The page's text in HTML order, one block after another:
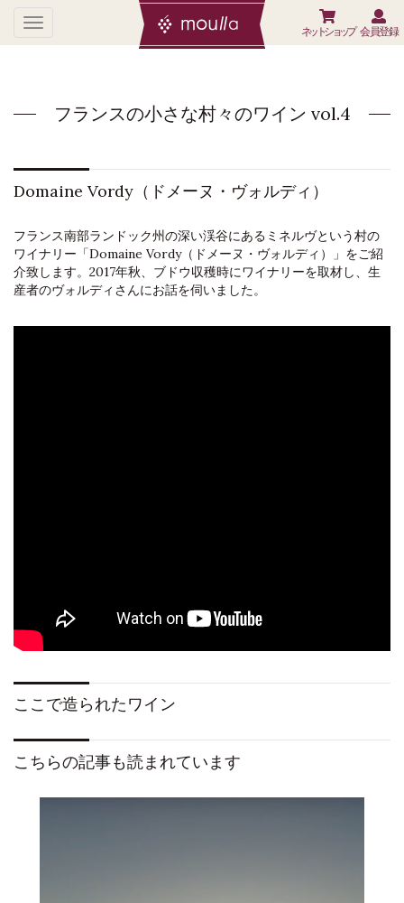
会員登録
ネットショップ
フランスの小さな村々のワイン vol.4
Domaine Vordy（ドメーヌ・ヴォルディ）
フランス南部ランドック州の深い渓谷にあるミネルヴという村の
ワイナリー「Domaine Vordy（ドメーヌ・ヴォルディ）」をご紹
介致します。2017年秋、ブドウ収穫時にワイナリーを取材し、生
産者のヴォルディさんにお話を伺いました。
ここで造られたワイン
こちらの記事も読まれています